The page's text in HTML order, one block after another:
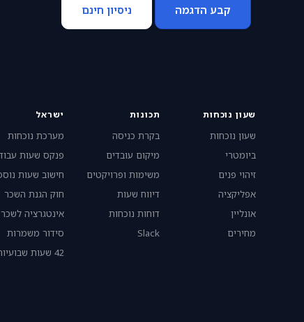
קבע הדגמה ניסיון חינם
שעון נוכחות
שעון נוכחות
ביומטרי
זיהוי פנים
אפליקציה
אונליין
מחירים
תכונות
בקרת כניסה
מיקום עובדים
משימות ופרויקטים
דיווח שעות
דוחות נוכחות
Slack
ישראל
מערכת נוכחות
פנקס שעות
חישוב שעות
חוק הגנת השכר
אינטגרציה לשכר
סידור משמרות
42 שעות שבועיות